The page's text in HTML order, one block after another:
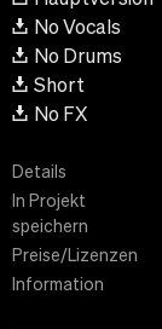
No Vocals
No Drums
Short
No FX
Details
In Projekt
speichern
Preise/Lizenzen
Information